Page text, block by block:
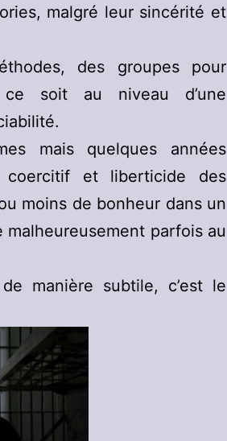
malgré leur sincérité et
des groupes pour
soit au niveau d’une
mais quelques années
coercitif et liberticide des
moins de bonheur dans un
parfois au
manière subtile, c’est le